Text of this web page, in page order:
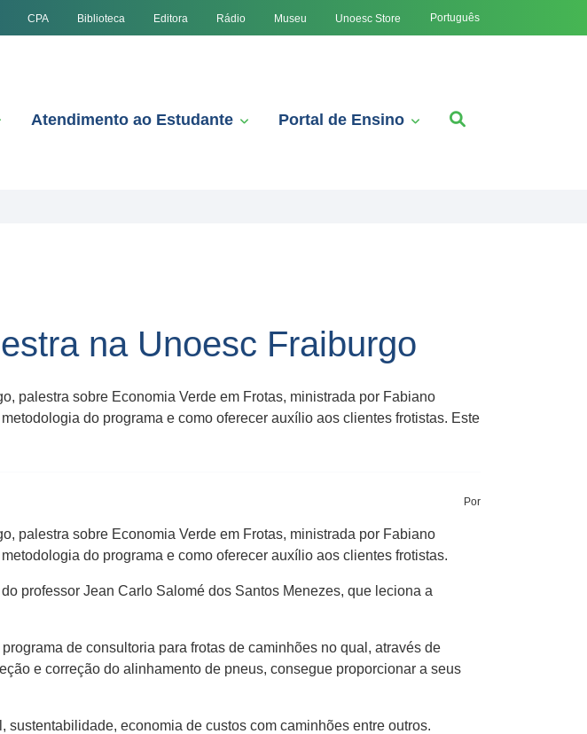
CPA Biblioteca Editora Rádio Museu Unoesc Store Português
Atendimento ao Estudante Portal de Ensino
na Unoesc Fraiburgo
palestra sobre Economia Verde em Frotas, ministrada por Fabiano
do programa e como oferecer auxílio aos clientes frotistas. Este
Por
palestra sobre Economia Verde em Frotas, ministrada por Fabiano
do programa e como oferecer auxílio aos clientes frotistas.
professor Jean Carlo Salomé dos Santos Menezes, que leciona a
de consultoria para frotas de caminhões no qual, através de
e correção do alinhamento de pneus, consegue proporcionar a seus
economia de custos com caminhões entre outros.